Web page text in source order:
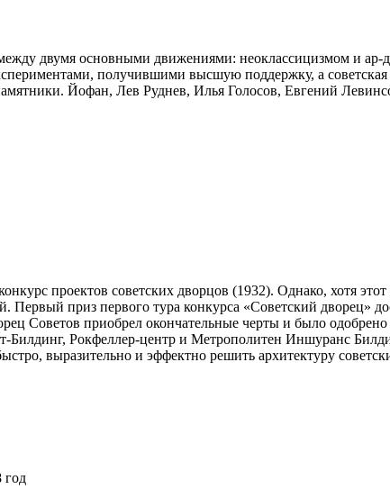
двумя основными движениями: неоклассицизмом и
получившими высшую поддержку, а
Йофан, Лев Руднев, Илья Голосов, Евгений
проектов советских дворцов (1932). Однако, хотя
Первый приз первого тура конкурса «Советский дворец»
Советов приобрел окончательные черты и было
Билдинг, Рокфеллер-центр и Метрополитен Иншуранс
выразительно и эффектно решить архитектуру
год